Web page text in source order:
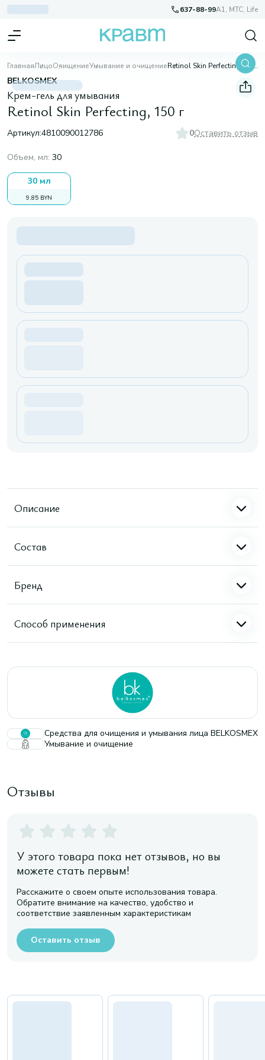
637-88-99A1, МТС, Life
ГлавнаяЛицоОчищениеУмывание и очищение Retinol Skin Perfecting, 150 г
BELKOSMEX
Крем-гель для умывания
Retinol Skin Perfecting, 150 г
Артикул:4810090012786 0Оставить отзыв
Объем, мл: 30
30 мл
9,85 BYN
Описание
Состав
Бренд
Способ применения
Средства для очищения и умывания лица BELKOSMEX
Умывание и очищение
Отзывы
У этого товара пока нет отзывов, но вы
можете стать первым!
Расскажите о своем опыте использования товара.
Обратите внимание на качество, удобство и
соответствие заявленным характеристикам
Оставить отзыв